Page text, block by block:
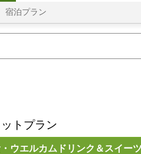
宿泊プラン
トプラン
ウエルカムドリンク＆スイー